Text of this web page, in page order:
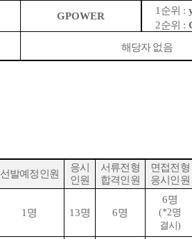
GPOWER
1 순위 :
2순위 :
해당자 없음
선발예정인원
응시
인원
서류전형
합격인원
면접전형
응시인원
1명 13명 6명
6명
(*2명
결시)